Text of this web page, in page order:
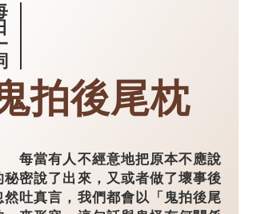
拍後尾枕
當有人不經意地把原本不應說
秘密說了出來，又或者做了壞事後
然吐真言，我們都會以「鬼拍後尾